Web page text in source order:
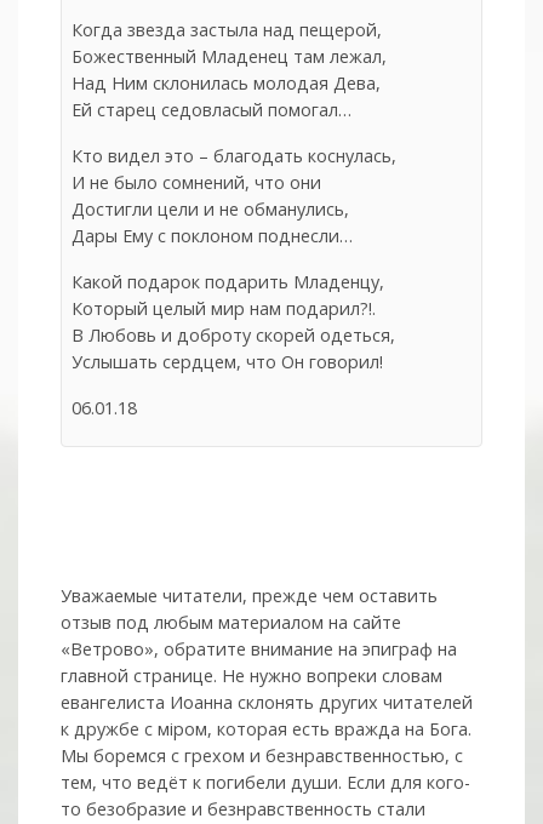
Когда звезда застыла над пещерой,
Божественный Младенец там лежал,
Над Ним склонилась молодая Дева,
Ей старец седовласый помогал…
Кто видел это – благодать коснулась,
И не было сомнений, что они
Достигли цели и не обманулись,
Дары Ему с поклоном поднесли…
Какой подарок подарить Младенцу,
Который целый мир нам подарил?!.
В Любовь и доброту скорей одеться,
Услышать сердцем, что Он говорил!
06.01.18
Уважаемые читатели, прежде чем оставить
отзыв под любым материалом на сайте
«Ветрово», обратите внимание на эпиграф на
главной странице. Не нужно вопреки словам
евангелиста Иоанна склонять других читателей
к дружбе с мiром, которая есть вражда на Бога.
Мы боремся с грехом и без­нрав­ствен­ностью, с
тем, что ведёт к погибели души. Если для кого-
то безобразие и безнравственность стали